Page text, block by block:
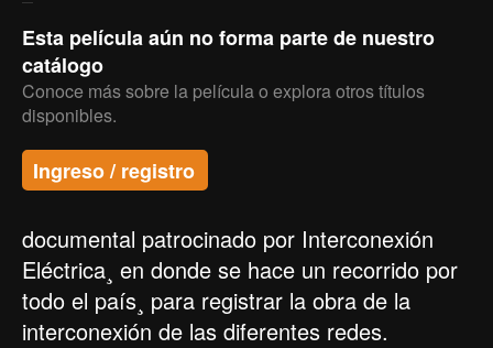
Esta película aún no forma parte de nuestro
catálogo
Conoce más sobre la película o explora otros títulos
disponibles.
Ingreso / registro
documental patrocinado por Interconexión
Eléctrica¸ en donde se hace un recorrido por
todo el país¸ para registrar la obra de la
interconexión de las diferentes redes.